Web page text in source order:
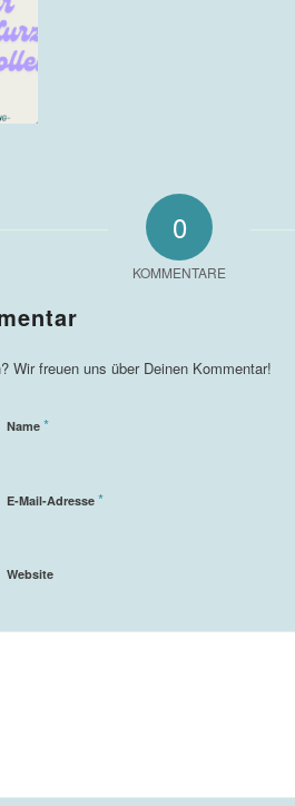
0
KOMMENTARE
Name *
E-Mail-Adresse *
Website